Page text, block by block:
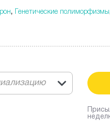
, Генетические полиморфизмы